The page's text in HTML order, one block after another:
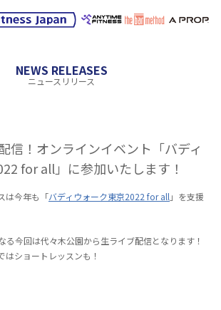
NEWS RELEASES
ニュースリリース
信！オンラインイベント「バディ
for all」に参加いたします！
は今年も「バディウォーク東京2022 for all 」を支援
る今回は代々木公園から生ライブ配信となります！
はショートレッスンも！